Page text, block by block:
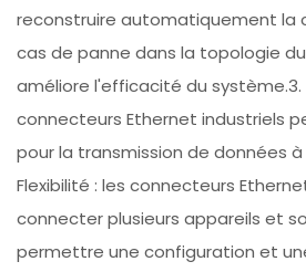
reconstruire automatiquement la
cas de panne dans la topologie
améliore l'efficacité du système.3.
connecteurs Ethernet industriels
pour la transmission de données
Flexibilité : les connecteurs
connecter plusieurs appareils et
permettre une configuration et